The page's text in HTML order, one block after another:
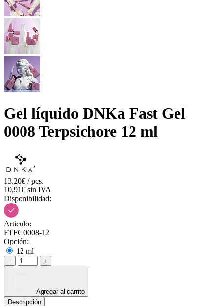
Gel líquido DNKa Fast Gel
0008 Terpsichore 12 ml
13,20€ / pcs.
10,91€ sin IVA
Disponibilidad:
Articulo:
FTFG0008-12
Opción:
12 ml
− +
Agregar al carrito
Descripción